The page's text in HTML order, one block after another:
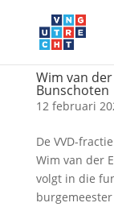
Wim van
Bunschoten
12 februari
De VVD-
Wim van der
volgt in die